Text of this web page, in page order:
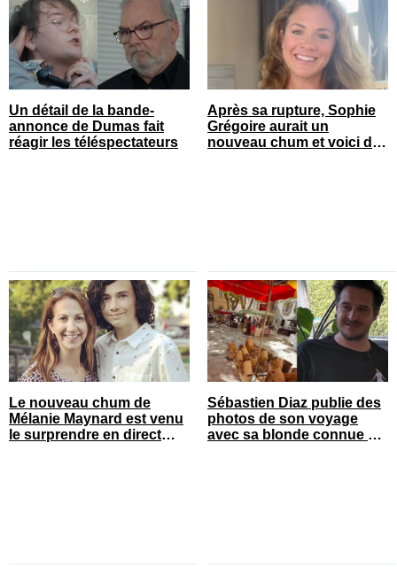
Un détail de la bande-
annonce de Dumas fait
réagir les téléspectateurs
Après sa rupture, Sophie
Grégoire aurait un
nouveau chum et voici de
Le nouveau chum de
Mélanie Maynard est venu
le surprendre en direct
Sébastien Diaz publie des
photos de son voyage
avec sa blonde connue en